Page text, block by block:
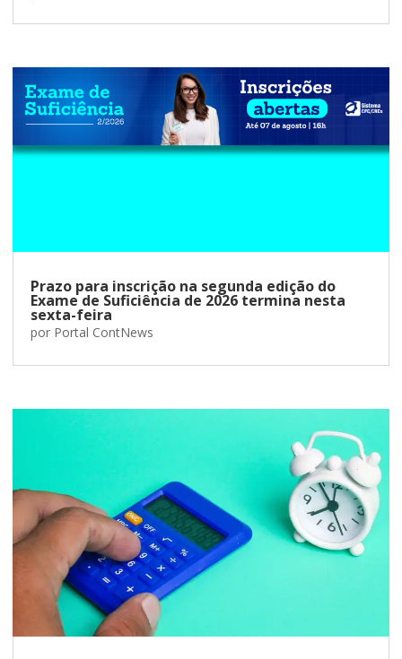
Prazo para inscrição na segunda edição do
Exame de Suficiência de 2026 termina nesta
sexta-feira
por Portal ContNews